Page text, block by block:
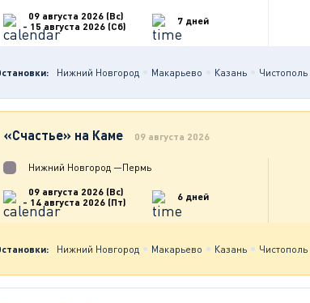
09 августа 2026 (Вс)
- 15 августа 2026 (Сб)
7 дней
Нижний Новгород Макарьево Казань Чистополь
«Счастье» на Каме 09 августа 2026
Нижний Новгород —Пермь
09 августа 2026 (Вс)
- 14 августа 2026 (Пт)
6 дней
Нижний Новгород Макарьево Казань Чистополь